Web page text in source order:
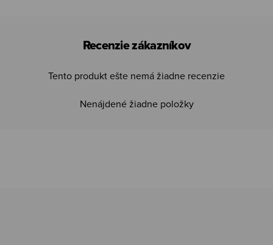
Recenzie zákazníkov
Tento produkt ešte nemá žiadne recenzie
Nenájdené žiadne položky